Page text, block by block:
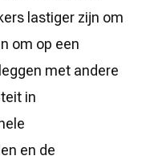
lastiger zijn om
om op een
met andere
in
en de